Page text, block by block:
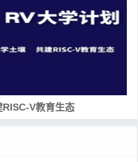
V教育生态